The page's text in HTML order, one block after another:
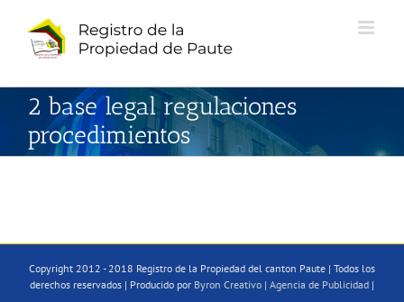
contenido
2 base legal regulaciones
procedimientos
Copyright 2012 - 2018 Registro de la Propiedad del canton Paute | Todos los
derechos reservados | Producido por Byron Creativo | Agencia de Publicidad |